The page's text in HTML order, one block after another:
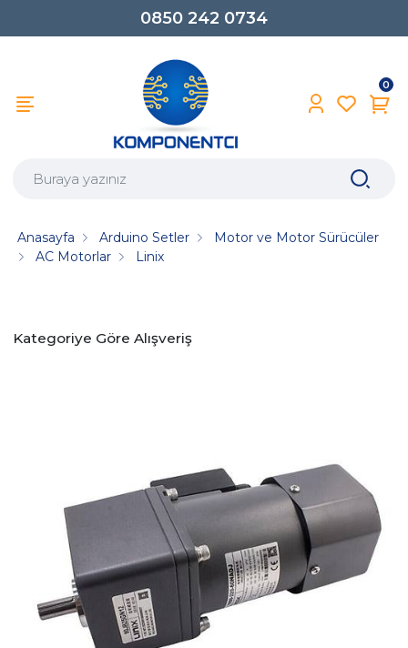
0850 242 0734
0
Anasayfa Arduino Setler
Motor ve Motor Sürücüler
AC Motorlar
Linix
Kategoriye Göre Alışveriş